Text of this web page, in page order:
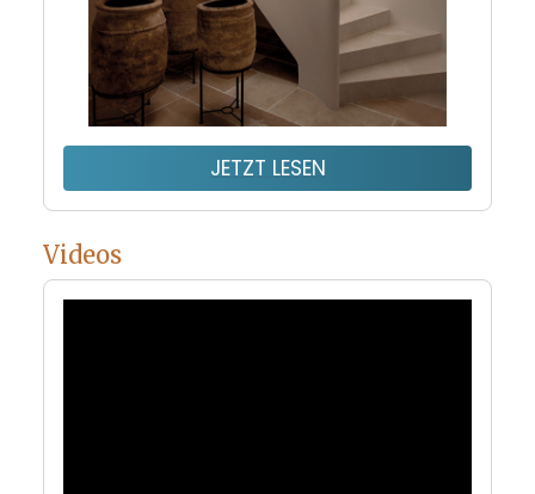
JETZT LESEN
Videos